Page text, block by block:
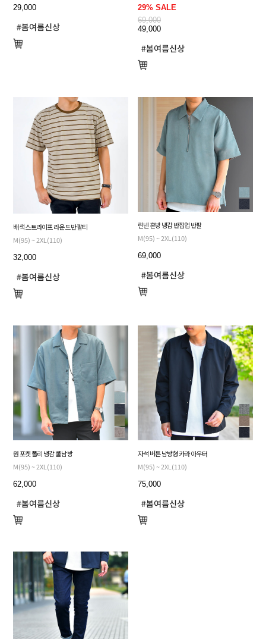
29,000
29% SALE
69,000
49,000
배색 스트라이프 라운드 반팔티
M(95) ~ 2XL(110)
32,000
린넨 혼방 냉감 반집업 반팔
M(95) ~ 2XL(110)
69,000
원 포켓 폴리 냉감 쿨 남방
M(95) ~ 2XL(110)
62,000
자석 버튼 남방형 카라 아우터
M(95) ~ 2XL(110)
75,000